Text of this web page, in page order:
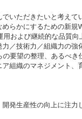
いただきたいと考えて
めらかにするための新
用および継続的な品質向
力／技術力／組織力の強
の要望の整理、あるべき
組織のマネジメント、
発生産性の向上に注力